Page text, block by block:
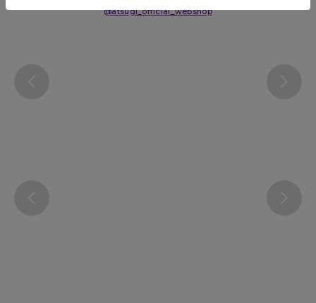
@atsugi_official_webshop